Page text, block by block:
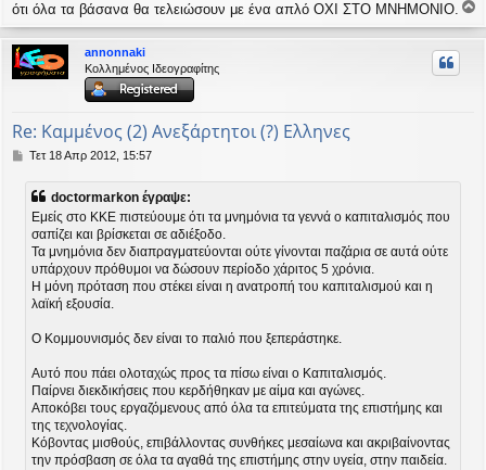
ότι όλα τα βάσανα θα τελειώσουν με ένα απλό ΟΧΙ ΣΤΟ ΜΝΗΜΟΝΙΟ.
ο
ρ
annonnaki
Κολλημένος Ιδεογραφίτης
Re: Καμμένος (2) Ανεξάρτητοι (?) Ελληνες
ΔΤετ 18 Απρ 2012, 15:57
doctormarkon έγραψε:
Εμείς στο ΚΚΕ πιστεύουμε ότι τα μνημόνια τα γεννά ο καπιταλισμός που
σαπίζει και βρίσκεται σε αδιέξοδο.
Τα μνημόνια δεν διαπραγματεύονται ούτε γίνονται παζάρια σε αυτά ούτε
υπάρχουν πρόθυμοι να δώσουν περίοδο χάριτος 5 χρόνια.
Η μόνη πρόταση που στέκει είναι η ανατροπή του καπιταλισμού και η
λαϊκή εξουσία.
Ο Κομμουνισμός δεν είναι το παλιό που ξεπεράστηκε.
Αυτό που πάει ολοταχώς προς τα πίσω είναι ο Καπιταλισμός.
Παίρνει διεκδικήσεις που κερδήθηκαν με αίμα και αγώνες.
Αποκόβει τους εργαζόμενους από όλα τα επιτεύματα της επιστήμης και
της τεχνολογίας.
Κόβοντας μισθούς, επιβάλλοντας συνθήκες μεσαίωνα και ακριβαίνοντας
την πρόσβαση σε όλα τα αγαθά της επιστήμης στην υγεία, στην παιδεία.